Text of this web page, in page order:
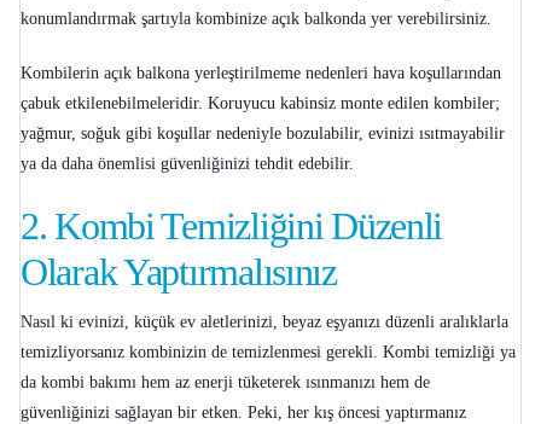
konumlandırmak şartıyla kombinize açık balkonda yer verebilirsiniz.
Kombilerin açık balkona yerleştirilmeme nedenleri hava koşullarından
çabuk etkilenebilmeleridir. Koruyucu kabinsiz monte edilen kombiler;
yağmur, soğuk gibi koşullar nedeniyle bozulabilir, evinizi ısıtmayabilir
ya da daha önemlisi güvenliğinizi tehdit edebilir.
2. Kombi Temizliğini Düzenli
Olarak Yaptırmalısınız
Nasıl ki evinizi, küçük ev aletlerinizi, beyaz eşyanızı düzenli aralıklarla
temizliyorsanız kombinizin de temizlenmesi gerekli. Kombi temizliği ya
da kombi bakımı hem az enerji tüketerek ısınmanızı hem de
güvenliğinizi sağlayan bir etken. Peki, her kış öncesi yaptırmanız